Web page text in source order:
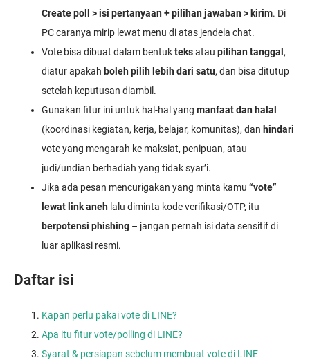
Create poll > isi pertanyaan + pilihan jawaban > kirim. Di
PC caranya mirip lewat menu di atas jendela chat.
Vote bisa dibuat dalam bentukteksatau pilihan tanggal ,
diatur apakah boleh pilih lebih dari satu, dan bisa ditutup
setelah keputusan diambil.
Gunakan fitur ini untuk hal-hal yang manfaat dan halal
(koordinasi kegiatan, kerja, belajar, komunitas), dan hindari
vote yang mengarah ke maksiat, penipuan, atau
judi/undian berhadiah yang tidak syar’i.
Jika ada pesan mencurigakan yang minta kamu “vote”
lewat link aneh lalu diminta kode verifikasi/OTP, itu
berpotensi phishing – jangan pernah isi data sensitif di
luar aplikasi resmi.
Daftar isi
Kapan perlu pakai vote di LINE?
Apa itu fitur vote/polling di LINE?
Syarat & persiapan sebelum membuat vote di LINE